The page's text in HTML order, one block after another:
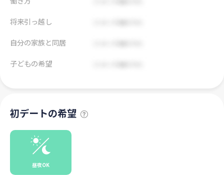
将来引っ越し
自分の家族と同居
子どもの希望
初デートの希望
昼夜OK